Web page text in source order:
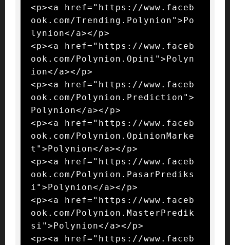
<p><a href="https://www.faceb
ook.com/Trending.Polynion">Po
lynion</a></p>
<p><a href="https://www.faceb
ook.com/Polynion.Opini">Polyn
ion</a></p>
<p><a href="https://www.faceb
ook.com/Polynion.Prediction">
Polynion</a></p>
<p><a href="https://www.faceb
ook.com/Polynion.OpinionMarke
t">Polynion</a></p>
<p><a href="https://www.faceb
ook.com/Polynion.PasarPrediks
i">Polynion</a></p>
<p><a href="https://www.faceb
ook.com/Polynion.MasterPredik
si">Polynion</a></p>
<p><a href="https://www.faceb